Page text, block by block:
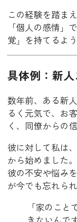
この経験を踏ま
「個人の感情」
覚」を持てるよ
具体例：新
数年前、ある新
るく元気で、お
く、同僚からの
彼に対して私は
から始めました
彼の不安や悩み
が今でも忘れられ
「家のこ